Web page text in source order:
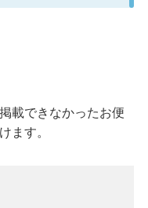
載できなかったお便
ます。